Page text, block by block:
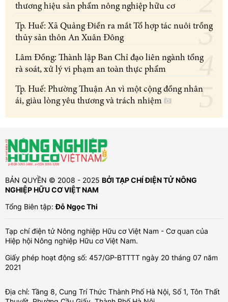
thương hiệu sản phẩm nông nghiệp hữu cơ
Tp. Huế: Xã Quảng Điền ra mắt Tổ hợp tác nuôi trồng
thủy sản thôn An Xuân Đông
Lâm Đồng: Thành lập Ban Chỉ đạo liên ngành tổng
rà soát, xử lý vi phạm an toàn thực phẩm
Tp. Huế: Phường Thuận An vì một cộng đồng nhân
ái, giàu lòng yêu thương và trách nhiệm
BẢN QUYỀN © 2008 - 2025 BỞI TẠP CHÍ ĐIỆN TỬ NÔNG
NGHIỆP HỮU CƠ VIỆT NAM
Tổng Biên tập:Đỗ Ngọc Thi
Tạp chí điện tử Nông nghiệp Hữu cơ Việt Nam - Cơ quan của
Hiệp hội Nông nghiệp Hữu cơ Việt Nam.
Giấy phép hoạt động số: 457/GP-BTTTT ngày 20 tháng 07 năm
2021
Địa chỉ: Tầng 8, Cung Trí Thức Thành Phố Hà Nội, Số 1, Tôn Thất